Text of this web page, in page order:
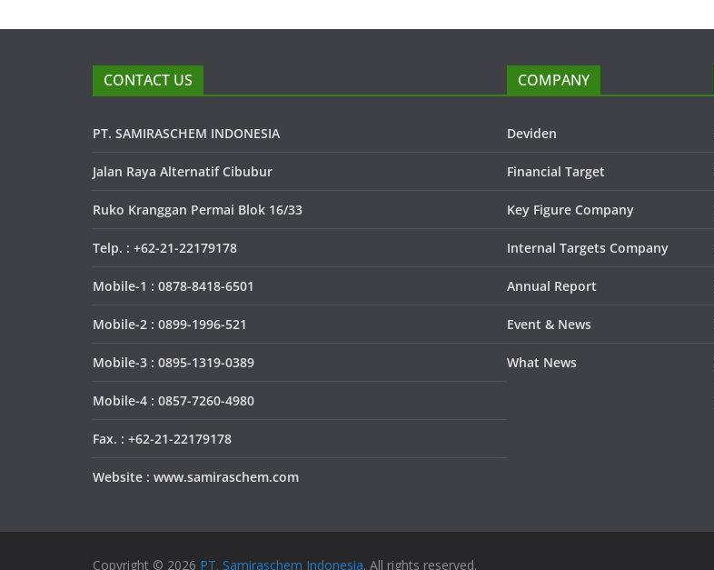
CONTACT US
PT. SAMIRASCHEM INDONESIA
Jalan Raya Alternatif Cibubur
Ruko Kranggan Permai Blok 16/33
Telp. : +62-21-22179178
Mobile-1 : 0878-8418-6501
Mobile-2 : 0899-1996-521
Mobile-3 : 0895-1319-0389
Mobile-4 : 0857-7260-4980
Fax. : +62-21-22179178
Website : www.samiraschem.com
COMPANY
Deviden
Financial Target
Key Figure Company
Internal Targets Company
Annual Report
Event & News
What News
Copyright © 2026 PT. Samiraschem Indonesia. All rights reserved.